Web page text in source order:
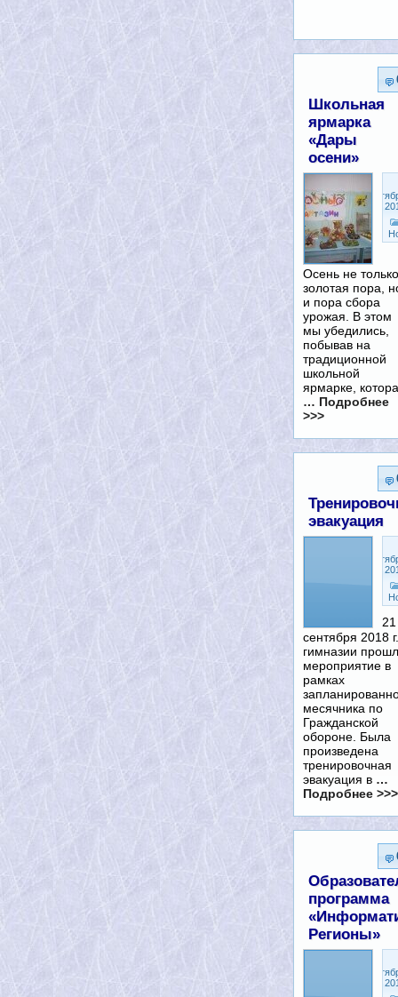
Школьная
ярмарка
«Дары
осени»
24,
Осень не только
золотая пора,
и пора сбора
урожая. В этом
мы убедились,
побывав на
традиционной
школьной
ярмарке,
… Подробнее
>>>
эвакуация
21,
21
сентября 2018
гимназии
мероприятие в
рамках
месячника по
Гражданской
обороне. Была
произведена
тренировочная
эвакуация в …
Подробнее >>>
программа
Регионы»
12,